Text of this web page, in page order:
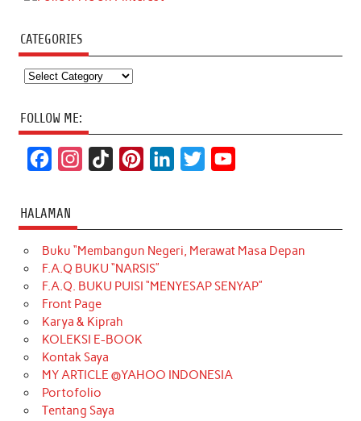
CATEGORIES
Categories
FOLLOW ME:
c
e
b
o
o
k
t
a
g
r
a
m
T
o
k
t
e
r
k
e
d
t
t
e
T
u
b
HALAMAN
Buku “Membangun Negeri, Merawat Masa Depan
F.A.Q BUKU “NARSIS”
F.A.Q. BUKU PUISI “MENYESAP SENYAP”
Front Page
Karya & Kiprah
KOLEKSI E-BOOK
Kontak Saya
MY ARTICLE @YAHOO INDONESIA
Portofolio
Tentang Saya